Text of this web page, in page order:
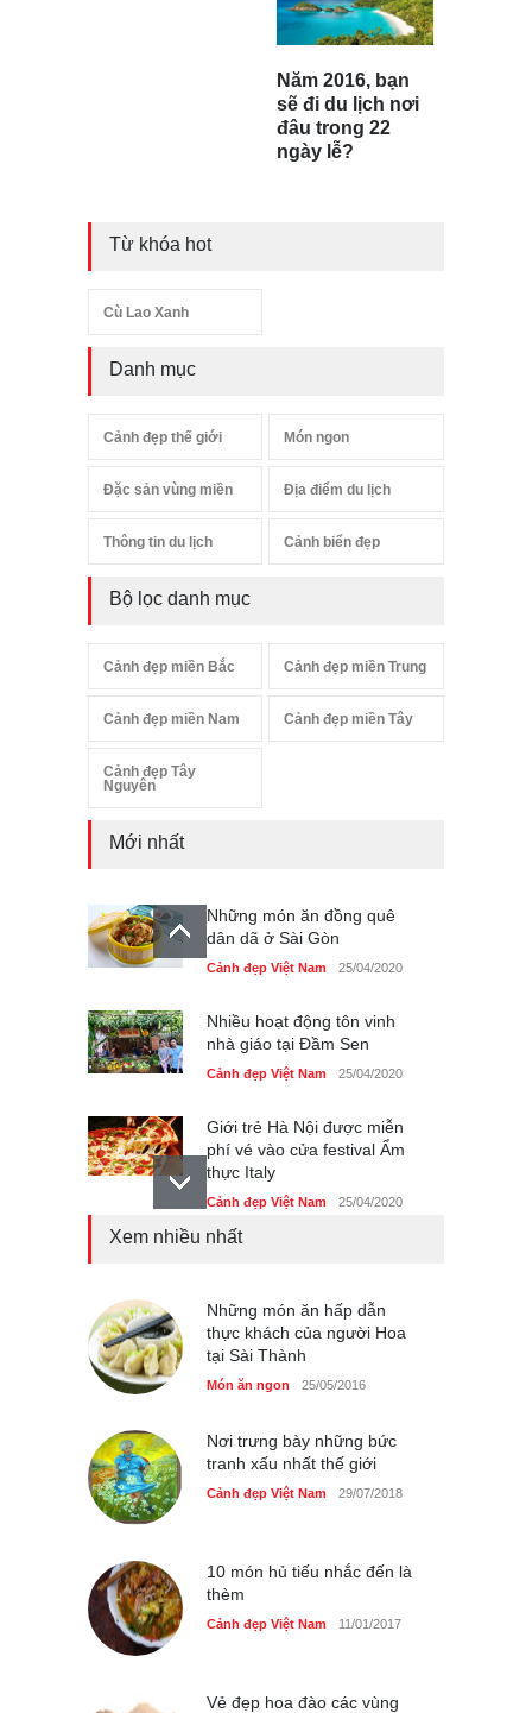
Năm 2016, bạn
sẽ đi du lịch nơi
đâu trong 22
ngày lễ?
Từ khóa hot
Cù Lao Xanh
Danh mục
Cảnh đẹp thế giới Món ngon
Đặc sản vùng miền Địa điểm du lịch
Thông tin du lịch Cảnh biển đẹp
Bộ lọc danh mục
Cảnh đẹp miền Bắc Cảnh đẹp miền Trung
Cảnh đẹp miền Nam Cảnh đẹp miền Tây
Cảnh đẹp Tây
Nguyên
Mới nhất
Những món ăn đồng quê
dân dã ở Sài Gòn
Cảnh đẹp Việt Nam 25/04/2020
Nhiều hoạt động tôn vinh
nhà giáo tại Đầm Sen
Cảnh đẹp Việt Nam 25/04/2020
Giới trẻ Hà Nội được miễn
phí vé vào cửa festival Ẩm
thực Italy
Cảnh đẹp Việt Nam 25/04/2020
Cảnh đẹp Việt Nam 25/04/2020
Bán đảo Sơn Trà sẽ là khu
du lịch quốc gia
Xem nhiều nhất
Những món ăn hấp dẫn
thực khách của người Hoa
tại Sài Thành
Món ăn ngon 25/05/2016
Nơi trưng bày những bức
tranh xấu nhất thế giới
Cảnh đẹp Việt Nam 29/07/2018
10 món hủ tiếu nhắc đến là
thèm
Cảnh đẹp Việt Nam 11/01/2017
Vẻ đẹp hoa đào các vùng